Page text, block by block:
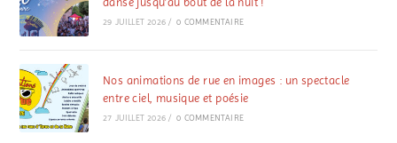
29 JUILLET 2026 / 0 COMMENTAIRE
Nos animations de rue en images : un spectacle
entre ciel, musique et poésie
27 JUILLET 2026 / 0 COMMENTAIRE